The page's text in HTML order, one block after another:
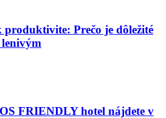
Prečo je dôležité
FRIENDLY hotel nájdete v